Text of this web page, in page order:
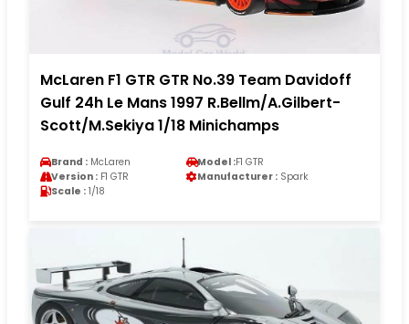
McLaren F1 GTR GTR No.39 Team Davidoff
Gulf 24h Le Mans 1997 R.Bellm/A.Gilbert-
Scott/M.Sekiya 1/18 Minichamps
Brand : McLaren Model :F1 GTR
Version : F1 GTR Manufacturer : Spark
Scale : 1/18